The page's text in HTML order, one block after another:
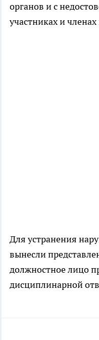
органов и с
участниках и
Для устранения
вынесли
должностное лицо
дисциплинарной